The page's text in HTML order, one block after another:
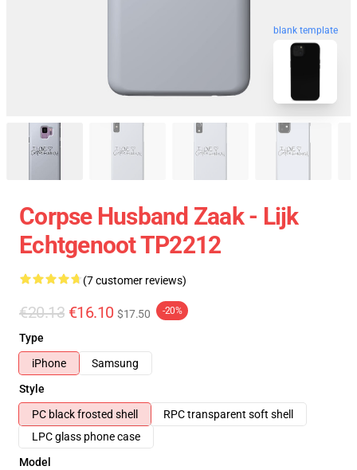
blank template
Corpse Husband Zaak - Lijk
Echtgenoot TP2212
(7 customer reviews)
€20.13 €16.10 $17.50 -20%
Type
iPhone
Samsung
Style
PC black frosted shell
RPC transparent soft shell
LPC glass phone case
Model